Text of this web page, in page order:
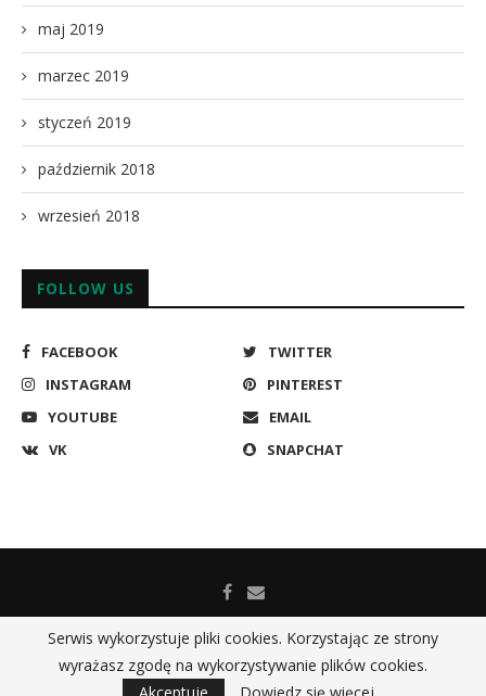
maj 2019
marzec 2019
styczeń 2019
październik 2018
wrzesień 2018
FOLLOW US
FACEBOOK
TWITTER
INSTAGRAM
PINTEREST
YOUTUBE
EMAIL
VK
SNAPCHAT
@2019 - All Right Reserved. Cech Gniezno ul. Tumska 15, 62-200
Gniezno
Serwis wykorzystuje pliki cookies. Korzystając ze strony
wyrażasz zgodę na wykorzystywanie plików cookies.